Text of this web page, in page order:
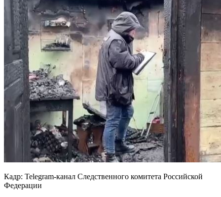
Кадр: Telegram-канал Следственного комитета Российской
Федерации